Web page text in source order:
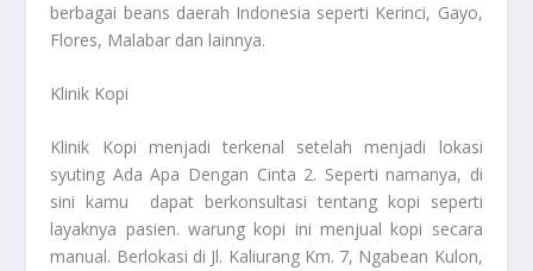
berbagai beans daerah Indonesia seperti Kerinci, Gayo,
Flores, Malabar dan lainnya.
Klinik Kopi
Klinik Kopi menjadi terkenal setelah menjadi lokasi
syuting Ada Apa Dengan Cinta 2. Seperti namanya, di
sini kamu dapat berkonsultasi tentang kopi seperti
layaknya pasien. warung kopi ini menjual kopi secara
manual. Berlokasi di Jl. Kaliurang Km. 7, Ngabean Kulon,